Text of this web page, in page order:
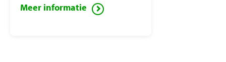
van het leven kan genieten, ook
mensen met een lichamelijke
Meer informatie